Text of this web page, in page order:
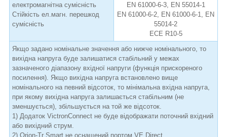
електромагнітна сумісність
Стійкість ел.магн. перешкод
сумісність
EN 61000-6-3, EN 55014-1
EN 61000-6-2, EN 61000-6-1, EN
55014-2
ECE R10-5
Якщо задано номінальне значення або нижче номінального, то
вихідна напруга буде залишатися стабільний у межах
зазначеного діапазону вхідної напруги (функція прискореного
посилення). Якщо вихідна напруга встановлено вище
номінального на певний відсоток, то мінімальна вхідна напруга,
при якому вихідна напруга залишається стабільним (не
зменшується), збільшується на той же відсоток.
1) Додаток VictronConnect не буде відображати поточний вхідний
або вихідний струм.
2) Orion-Tr Smart не оснащений портом VE.Direct.